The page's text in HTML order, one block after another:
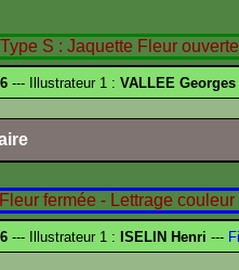
--- Illustrateur 1 : VALLEE Georges
--- Illustrateur 1 : ISELIN Henri ---